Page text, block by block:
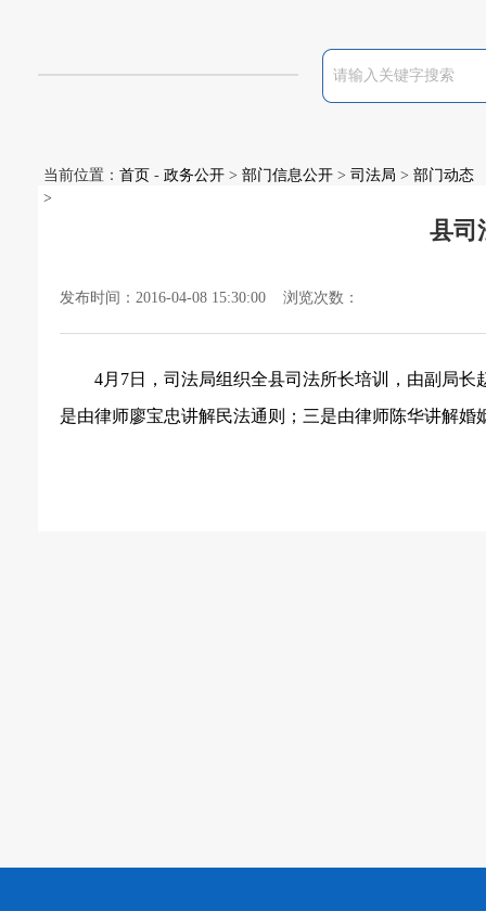
当前位置： 首页 - 政务公开 > 部门信息公开 > 司法局 > 部门动态
>
县司
发布时间：2016-04-08 15:30:00 浏览次数：
4月 7日，司法局组织全县司法所长培训，由副局
是由律师廖宝忠讲解民法通则；三是由律师陈华讲解婚